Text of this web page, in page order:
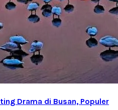
Drama di Busan, Populer